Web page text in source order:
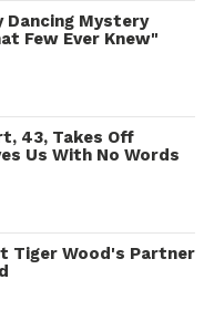
Dancing Mystery
Few Ever Knew"
43, Takes Off
Us With No Words
Tiger Wood's Partner